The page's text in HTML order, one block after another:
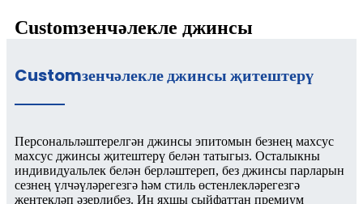
Customзенчәлекле джинсы
Customзенчәлекле джинсы җитештерү
Персональләштерелгән джинсы эпитомын безнең махсус
махсус джинсы җитештерү белән татыгыз. Осталыкны
индивидуальлек белән берләштереп, без джинсы парларын
сезнең үлчәүләрегезгә һәм стиль өстенлекләрегезгә
җентекләп әзерлибез. Иң яхшы сыйфаттан премиум